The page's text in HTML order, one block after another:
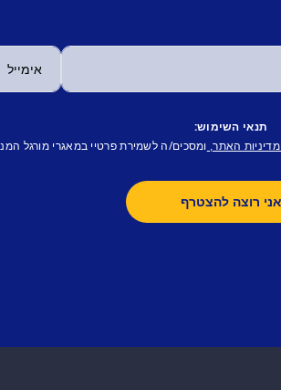
תנאי השימוש:
האתר, ומסכים/ה לשמירת פרטיי במאגרי מורגל